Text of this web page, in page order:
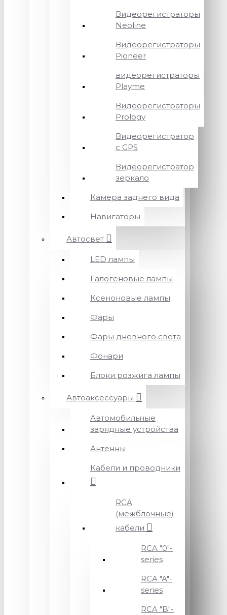
Видеорегистраторы
Neoline
Видеорегистраторы
Pioneer
видеорегистраторы
Playme
Видеорегистраторы
Prology
Видеорегистратор
с GPS
Видеорегистратор
зеркало
Камера заднего вида
Навигаторы
Автосвет
LED лампы
Галогеновые лампы
Ксеноновые лампы
Фары
Фары дневного света
Фонари
Блоки розжига лампы
Автоаксессуары
Автомобильные
зарядные устройства
Антенны
Кабели и проводники
RCA
(межблочные)
кабели
RCA "0"-
series
RCA "A"-
series
RCA "B"-